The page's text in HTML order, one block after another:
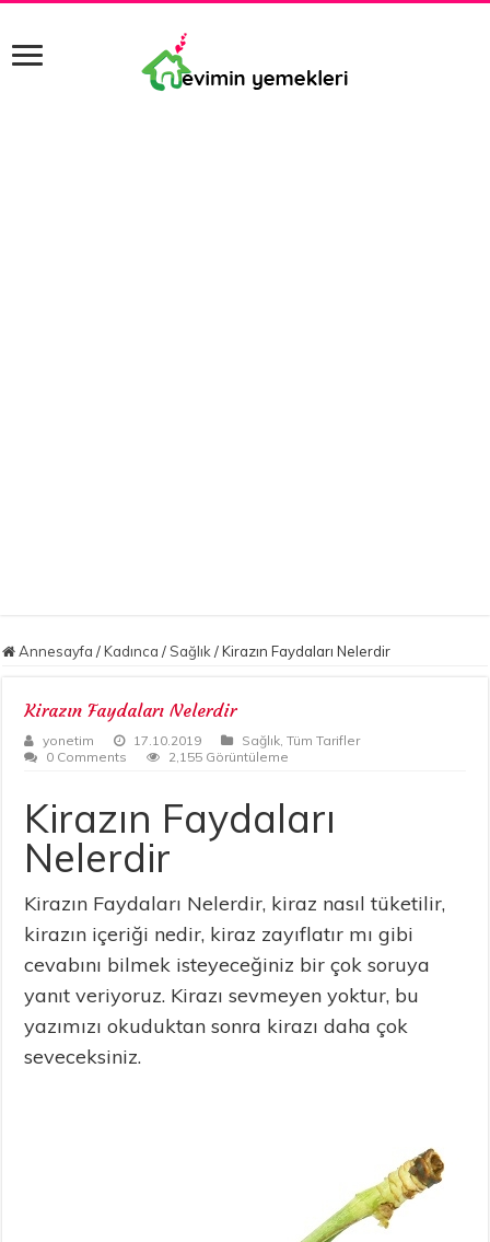
Annesayfa / Kadınca / Sağlık / Kirazın Faydaları Nelerdir
Kirazın Faydaları Nelerdir
yonetim 17.10.2019 Sağlık,Tüm Tarifler
0 Comments
2,155 Görüntüleme
Kirazın Faydaları
Nelerdir
Kirazın Faydaları Nelerdir, kiraz nasıl tüketilir,
kirazın içeriği nedir, kiraz zayıflatır mı gibi
cevabını bilmek isteyeceğiniz bir çok soruya
yanıt veriyoruz. Kirazı sevmeyen yoktur, bu
yazımızı okuduktan sonra kirazı daha çok
seveceksiniz.